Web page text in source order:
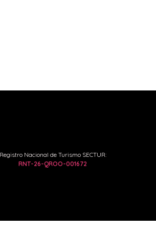
Registro Nacional de Turismo SECTUR:
RNT-26-QROO-001672